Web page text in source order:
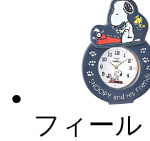
フィール